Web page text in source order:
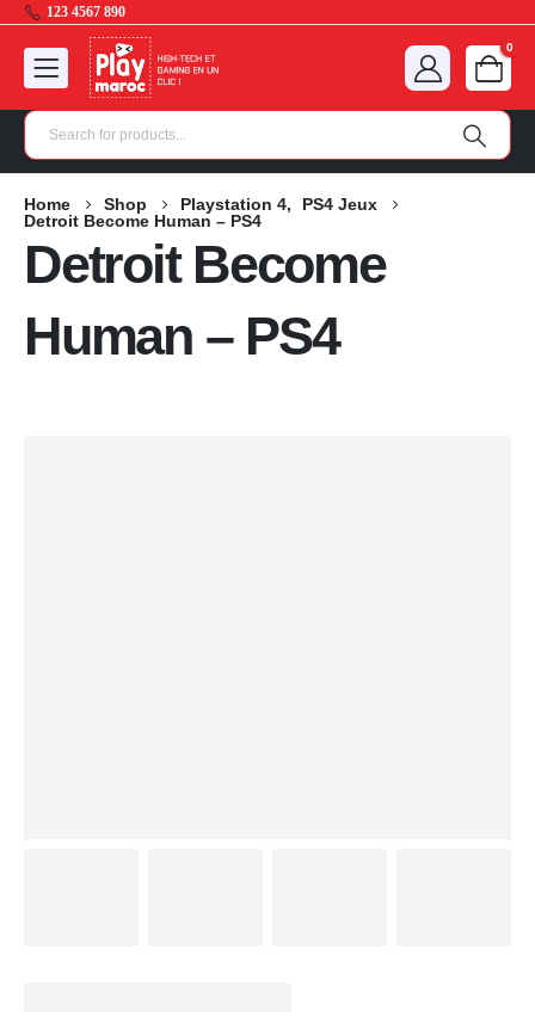
123 4567 890
0
Home Shop Playstation 4,
PS4 Jeux
Detroit Become Human – PS4
Detroit Become
Human – PS4